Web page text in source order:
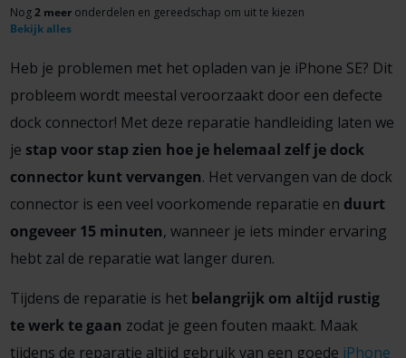
Nog2 meeronderdelen en gereedschap om uit te kiezen
Bekijk alles
Heb je problemen met het opladen van je iPhone SE? Dit
probleem wordt meestal veroorzaakt door een defecte
dock connector! Met deze reparatie handleiding laten we
je stap voor stap zien hoe je helemaal zelf je dock
connector kunt vervangen. Het vervangen van de dock
connector is een veel voorkomende reparatie en duurt
ongeveer 15 minuten, wanneer je iets minder ervaring
hebt zal de reparatie wat langer duren.
Tijdens de reparatie is het belangrijk om altijd rustig
te werk te gaan zodat je geen fouten maakt. Maak
tijdens de reparatie altijd gebruik van een goede iPhone